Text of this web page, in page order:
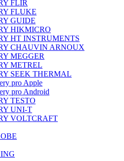
FLIR
FLUKE
GUIDE
HIKMICRO
HT INSTRUMENTS
CHAUVIN ARNOUX
MEGGER
METREL
SEEK THERMAL
pro Apple
pro Android
TESTO
UNI-T
VOLTCRAFT